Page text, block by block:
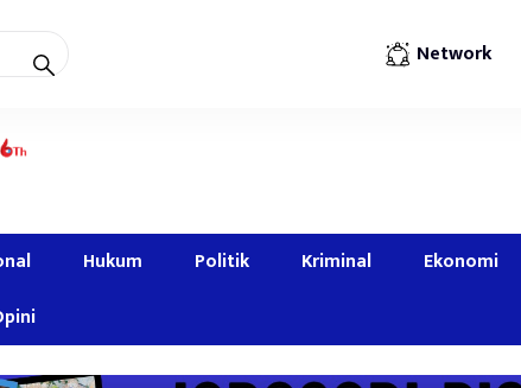
Network
Hukum Politik Kriminal Ekonomi